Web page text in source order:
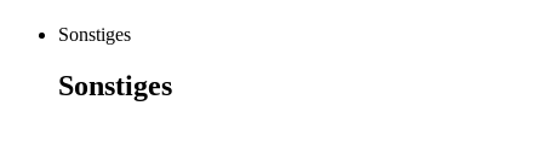
Sonstiges
Sonstiges